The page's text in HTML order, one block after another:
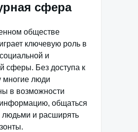
сфера
обществе
ключевую роль в
и
сферы. Без доступа к
многие люди
в возможности
информацию, общаться
людьми и расширять